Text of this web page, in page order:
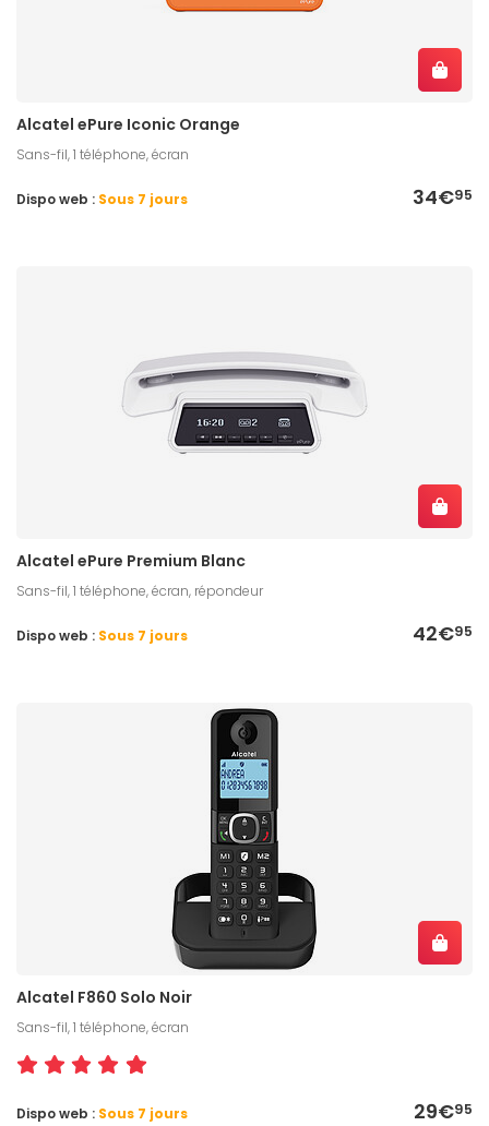
Alcatel ePure Iconic Orange
Sans-fil, 1 téléphone, écran
34€95
Dispo web : Sous 7 jours
Alcatel ePure Premium Blanc
Sans-fil, 1 téléphone, écran, répondeur
42€95
Dispo web : Sous 7 jours
Alcatel F860 Solo Noir
Sans-fil, 1 téléphone, écran
29€95
Dispo web : Sous 7 jours